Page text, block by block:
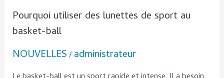
Pourquoi utiliser des lunettes de sport au
basket-ball
NOUVELLES/administrateur